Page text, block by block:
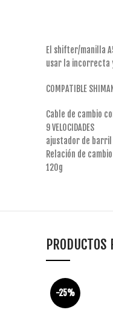
El shifter/manilla
usar la incorrecta
COMPATIBLE
Cable de cambio
9 VELOCIDADES
ajustador de barril
Relación de cambio
120g
PRODUCTOS
-25%